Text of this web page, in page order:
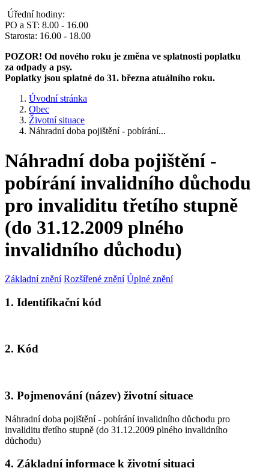
Úřední hodiny:
PO a ST: 8.00 - 16.00
Starosta: 16.00 - 18.00
POZOR! Od nového roku je změna ve splatnosti poplatku
za odpady a psy.
Poplatky jsou splatné do 31. března atuálního roku.
Úvodní stránka
Obec
Životní situace
Náhradní doba pojištění - pobírání...
Náhradní doba pojištění -
pobírání invalidního důchodu
pro invaliditu třetího stupně
(do 31.12.2009 plného
invalidního důchodu)
Základní znění Rozšířené znění Úplné znění
1. Identifikační kód
2. Kód
3. Pojmenování (název) životní situace
Náhradní doba pojištění - pobírání invalidního důchodu pro
invaliditu třetího stupně (do 31.12.2009 plného invalidního
důchodu)
4. Základní informace k životní situaci